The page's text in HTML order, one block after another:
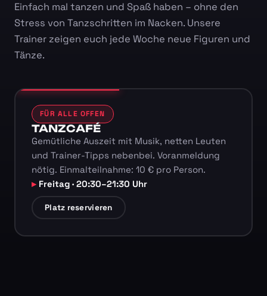
Einfach mal tanzen und Spaß haben – ohne den
Stress von Tanzschritten im Nacken. Unsere
Trainer zeigen euch jede Woche neue Figuren und
Tänze.
FÜR ALLE OFFEN
TANZCAFÉ
Gemütliche Auszeit mit Musik, netten Leuten
und Trainer-Tipps nebenbei. Voranmeldung
nötig. Einmalteilnahme: 10 € pro Person.
Freitag · 20:30–21:30 Uhr
Platz reservieren